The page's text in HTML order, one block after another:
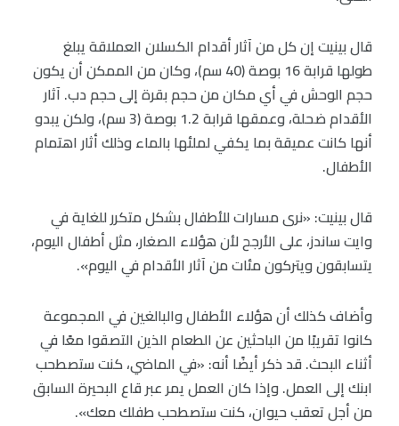
قال بينيت إن كل من آثار أقدام الكسلان العملاقة يبلغ
طولها قرابة 16 بوصة (40 سم)، وكان من الممكن أن يكون
حجم الوحش في أي مكان من حجم بقرة إلى حجم دب. آثار
الأقدام ضحلة، وعمقها قرابة 1.2 بوصة (3 سم)، ولكن يبدو
أنها كانت عميقة بما يكفي لملئها بالماء وذلك أثار اهتمام
الأطفال.
قال بينيت: «نرى مسارات للأطفال بشكل متكرر للغاية في
وايت ساندز، على الأرجح لأن هؤلاء الصغار، مثل أطفال اليوم،
يتسابقون ويتركون مئات من آثار الأقدام في اليوم».
وأضاف كذلك أن هؤلاء الأطفال والبالغين في المجموعة
كانوا تقريبًا من الباحثين عن الطعام الذين التصقوا معًا في
أثناء البحث. قد ذكر أيضًا أنه: «في الماضي، كنت ستصطحب
ابنك إلى العمل. وإذا كان العمل يمر عبر قاع البحيرة السابق
من أجل تعقب حيوان، كنت ستصطحب طفلك معك».